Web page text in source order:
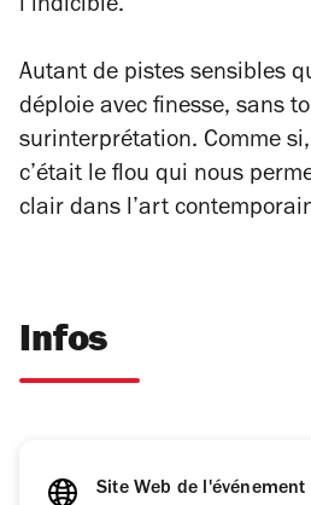
l’indicible.
Autant de pistes sensibles
déploie avec finesse, sans
surinterprétation. Comme
c’était le flou qui nous
clair dans l’art
Infos
Site Web de l'événement